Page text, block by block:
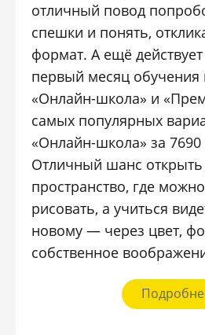
отличный повод
спешки и понять,
формат. А ещё действует
первый месяц обучения
«Онлайн-школа» и
самых популярных
«Онлайн-школа» за
Отличный шанс открыть
пространство, где
рисовать, а учиться
новому — через цвет,
собственное